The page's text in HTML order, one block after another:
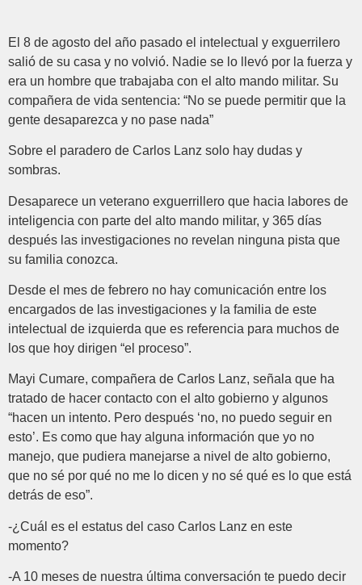
El 8 de agosto del año pasado el intelectual y exguerrilero
salió de su casa y no volvió. Nadie se lo llevó por la fuerza y
era un hombre que trabajaba con el alto mando militar. Su
compañera de vida sentencia: “No se puede permitir que la
gente desaparezca y no pase nada”
Sobre el paradero de Carlos Lanz solo hay dudas y
sombras.
Desaparece un veterano exguerrillero que hacia labores de
inteligencia con parte del alto mando militar, y 365 días
después las investigaciones no revelan ninguna pista que
su familia conozca.
Desde el mes de febrero no hay comunicación entre los
encargados de las investigaciones y la familia de este
intelectual de izquierda que es referencia para muchos de
los que hoy dirigen “el proceso”.
Mayi Cumare, compañera de Carlos Lanz, señala que ha
tratado de hacer contacto con el alto gobierno y algunos
“hacen un intento. Pero después ‘no, no puedo seguir en
esto’. Es como que hay alguna información que yo no
manejo, que pudiera manejarse a nivel de alto gobierno,
que no sé por qué no me lo dicen y no sé qué es lo que está
detrás de eso”.
-¿Cuál es el estatus del caso Carlos Lanz en este
momento?
-A 10 meses de nuestra última conversación te puedo decir